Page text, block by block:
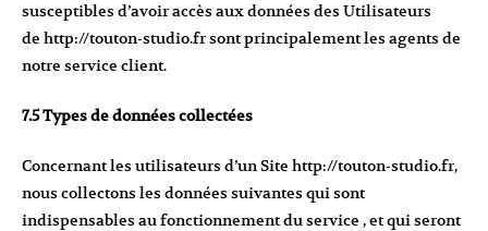
susceptibles d’avoir accès aux données des Utilisateurs
de http://touton-studio.frsont principalement les agents de
notre service client.
7.5 Types de données collectées
Concernant les utilisateurs d’un Site http://touton-studio.fr,
nous collectons les données suivantes qui sont
indispensables au fonctionnement du service , et qui seront